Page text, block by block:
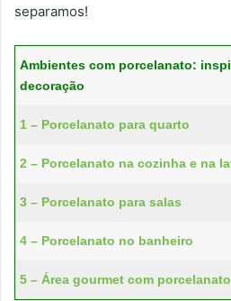
separamos!
Ambientes com porcelanato:
decoração
1 – Porcelanato para quarto
2 – Porcelanato na cozinha e na
3 – Porcelanato para salas
4 – Porcelanato no banheiro
5 – Área gourmet com porcelanato